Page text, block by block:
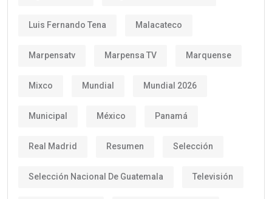
Luis Fernando Tena Malacateco
Marpensatv Marpensa TV Marquense
Mixco Mundial Mundial 2026
Municipal México Panamá
Real Madrid Resumen Selección
Selección Nacional De Guatemala Televisión